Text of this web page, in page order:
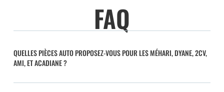
FAQ
QUELLES PIÈCES AUTO PROPOSEZ-VOUS POUR LES MÉHARI, DYANE, 2CV,
AMI, ET ACADIANE ?